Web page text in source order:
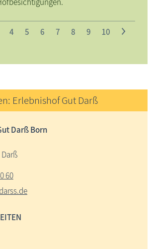
4 5 6 7 8 9 10 >
Erlebnishof Gut Darß
Darß Born
60
rss d